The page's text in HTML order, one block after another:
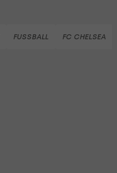
FUSSBALL FC CHELSEA